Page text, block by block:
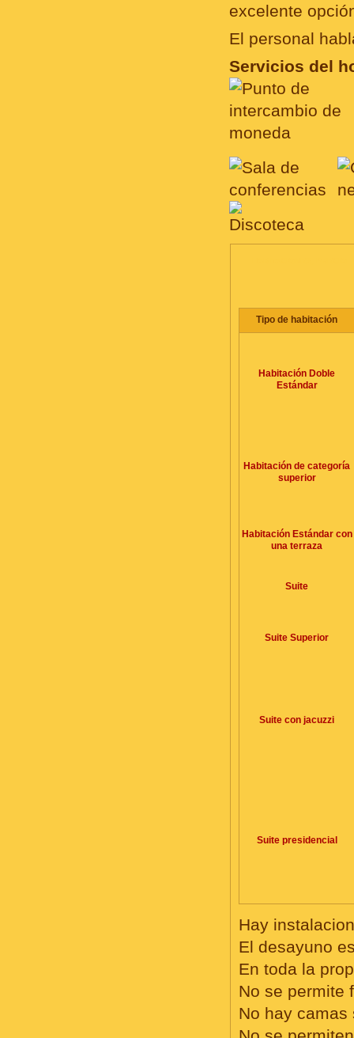
excelente
El personal
Servicios del
Tipo de habitación
Habitación Doble
Estándar
Habitación de categoría
superior
Habitación Estándar con
una terraza
Suite
Suite Superior
Suite con jacuzzi
Suite presidencial
Hay
El desayuno
En toda la
No se permite
No hay